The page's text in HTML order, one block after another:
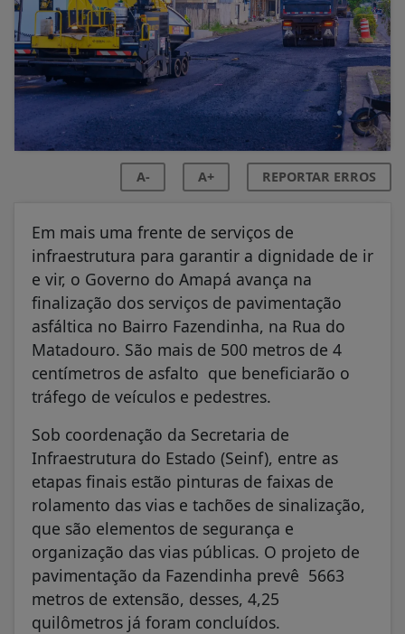
A- A+ REPORTAR ERROS
Em mais uma frente de serviços de
infraestrutura para garantir a dignidade de ir
e vir, o Governo do Amapá avança na
finalização dos serviços de pavimentação
asfáltica no Bairro Fazendinha, na Rua do
Matadouro. São mais de 500 metros de 4
centímetros de asfalto que beneficiarão o
tráfego de veículos e pedestres.
Sob coordenação da Secretaria de
Infraestrutura do Estado (Seinf), entre as
etapas finais estão pinturas de faixas de
rolamento das vias e tachões de sinalização,
que são elementos de segurança e
organização das vias públicas. O projeto de
pavimentação da Fazendinha prevê 5663
metros de extensão, desses, 4,25
quilômetros já foram concluídos.